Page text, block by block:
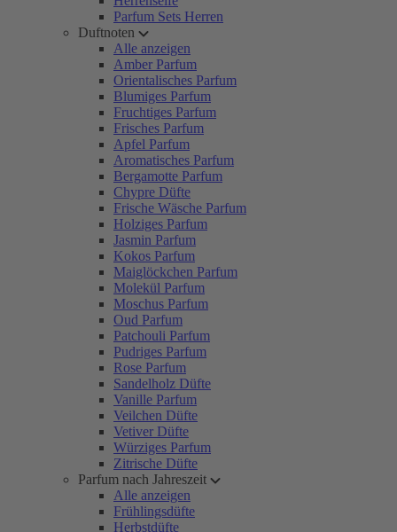
Parfum Sets Herren
Duftnoten
Alle anzeigen
Amber Parfum
Orientalisches Parfum
Blumiges Parfum
Fruchtiges Parfum
Frisches Parfum
Apfel Parfum
Aromatisches Parfum
Bergamotte Parfum
Chypre Düfte
Frische Wäsche Parfum
Holziges Parfum
Jasmin Parfum
Kokos Parfum
Maiglöckchen Parfum
Molekül Parfum
Moschus Parfum
Oud Parfum
Patchouli Parfum
Pudriges Parfum
Rose Parfum
Sandelholz Düfte
Vanille Parfum
Veilchen Düfte
Vetiver Düfte
Würziges Parfum
Zitrische Düfte
Parfum nach Jahreszeit
Alle anzeigen
Frühlingsdüfte
Herbstdüfte